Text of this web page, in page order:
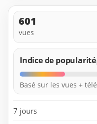
601
vues
Indice de popularité
Basé sur les vues +
7 jours